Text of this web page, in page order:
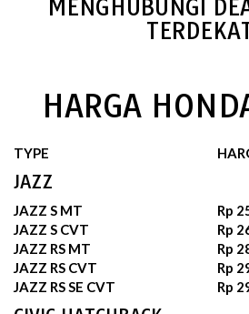
MENGHUBUNGI
HARGA
TYPE
JAZZ
JAZZ S MT
Rp
JAZZ S CVT
Rp
JAZZ RS MT
Rp
JAZZ RS CVT
Rp
JAZZ RS SE CVT
Rp